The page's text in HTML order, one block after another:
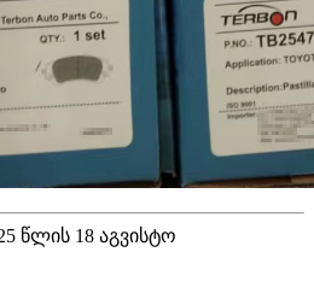
წლის 18 აგვისტო